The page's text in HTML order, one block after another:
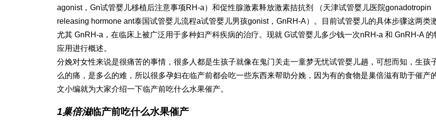
agonist，Gn试管婴儿移植后注意事项RH-a）和促性腺激素释放激素拮抗剂 （天津试管婴儿医院gonadotropin
releasing hormone ant泰国试管婴儿流程a试管婴儿男孩gonist，GnRH-A）。目前试管婴儿的具体步骤这两类
尤其 GnRH-a，在临床上被广泛用于多种妇产科疾病的治疗。现就 G试管婴儿多少钱一次nRH-a 和 GnRH-A 的
应用进行概述。
分娩对女性来说是很痛苦的事情，很多人都是生孩子就像在鬼门关走一童梦无忧试管婴儿趟，可想而知，生孩
么的痛，是多么的难，所以很多孕妇在临产前都会吃一些东西来帮助分娩，因为有的食物是巢倍滋有助于催产
文小编就为大家介绍一下临产前吃什么水果催产。
1巢倍滋临产前吃什么水果催产